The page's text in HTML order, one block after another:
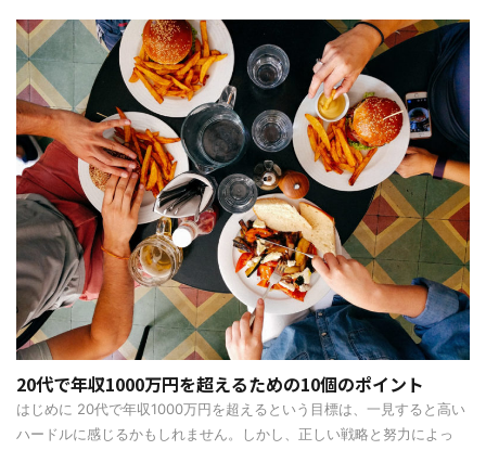
20代で年収1000万円を超えるための10個のポイント
はじめに 20代で年収1000万円を超えるという目標は、一見すると高い
ハードルに感じるかもしれません。しかし、正しい戦略と努力によっ